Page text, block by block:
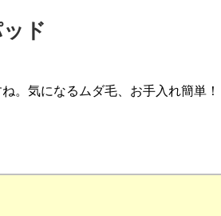
ド
。気になるムダ毛、お手入れ簡単